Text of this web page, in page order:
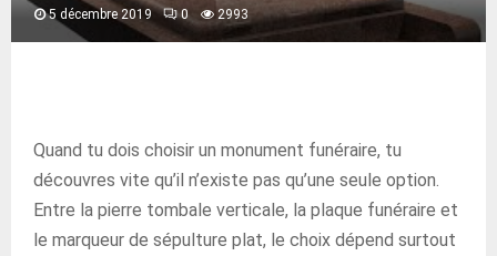
5 décembre 2019 0 2993
Quand tu dois choisir un monument funéraire, tu
découvres vite qu’il n’existe pas qu’une seule option.
Entre la pierre tombale verticale, la plaque funéraire et
le marqueur de sépulture plat, le choix dépend surtout